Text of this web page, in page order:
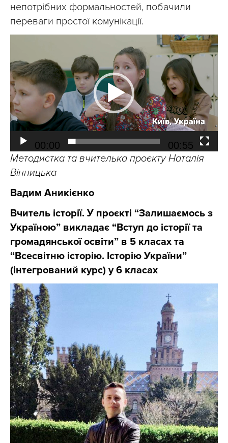
непотрібних формальностей, побачили
переваги простої комунікації.
00:00 00:55
Методистка та вчителька проєкту Наталія
Вінницька
Вадим Аникієнко
Вчитель історії. У проєкті “Залишаємось з
Україною” викладає “Вступ до історії та
громадянської освіти” в 5 класах та
“Всесвітню історію. Історію України”
(інтегрований курс) у 6 класах